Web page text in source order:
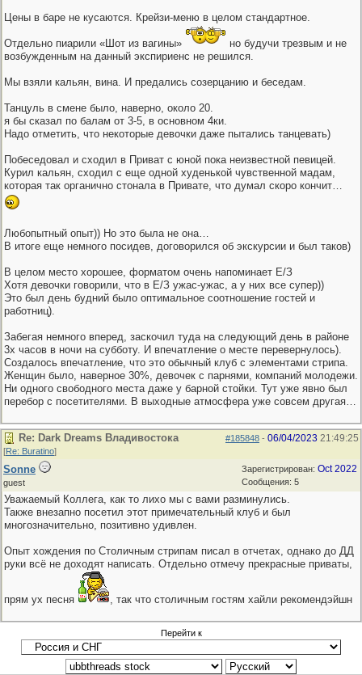
Цены в баре не кусаются. Крейзи-меню в целом стандартное.
Отдельно пиарили «Шот из вагины»
но будучи трезвым и не
возбужденным на данный экспириенс не решился.
Мы взяли кальян, вина. И предались созерцанию и беседам.
Танцуль в смене было, наверно, около 20.
я бы сказал по балам от 3-5, в основном 4ки.
Надо отметить, что некоторые девочки даже пытались танцевать)
Побеседовал и сходил в Приват с юной пока неизвестной певицей.
Курил кальян, сходил с еще одной худенькой чувственной мадам,
которая так органично стонала в Привате, что думал скоро кончит…
Любопытный опыт)) Но это была не она…
В итоге еще немного посидев, договорился об экскурсии и был таков)
В целом место хорошее, форматом очень напоминает Е/З
Хотя девочки говорили, что в Е/З ужас-ужас, а у них все супер))
Это был день будний было оптимальное соотношение гостей и
работниц).
Забегая немного вперед, заскочил туда на следующий день в районе
3х часов в ночи на субботу. И впечатление о месте перевернулось).
Создалось впечатление, что это обычный клуб с элементами стрипа.
Женщин было, наверное 30%, девочек с парнями, компаний молодежи.
Ни одного свободного места даже у барной стойки. Тут уже явно был
перебор с посетителями. В выходные атмосфера уже совсем другая…
#185848 - 06/04/2023 21:49:25
Re: Dark Dreams Владивостока
[Re: Buratino]
Зарегистрирован: Oct 2022
Сообщения: 5
Sonne
guest
Уважаемый Коллега, как то лихо мы с вами разминулись.
Также внезапно посетил этот примечательный клуб и был
многозначительно, позитивно удивлен.
Опыт хождения по Столичным стрипам писал в отчетах, однако до ДД
руки всё не доходят написать. Отдельно отмечу прекрасные приваты,
прям ух песня , так что столичным гостям хайли рекомендэйшн
Перейти к